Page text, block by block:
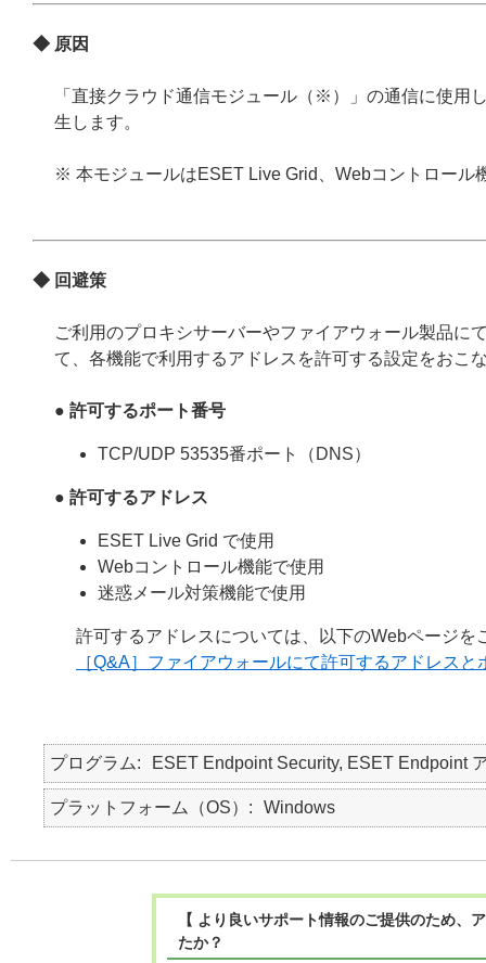
◆ 原因
「直接クラウド通信モジュール（※）」の通信に使用
生します。
※ 本モジュールはESET Live Grid、Webコントロール
◆ 回避策
ご利用のプロキシサーバーやファイアウォール製品に
て、各機能で利用するアドレスを許可する設定をおこ
● 許可するポート番号
TCP/UDP 53535番ポート（DNS）
● 許可するアドレス
ESET Live Grid で使用
Webコントロール機能で使用
迷惑メール対策機能で使用
許可するアドレスについては、以下のWebページを
［Q&A］ファイアウォールにて許可するアドレス
プログラム ESET Endpoint Security, ESET Endpoint
プラットフォーム（OS） Windows
【 より良いサポート情報のご提供のため
たか？